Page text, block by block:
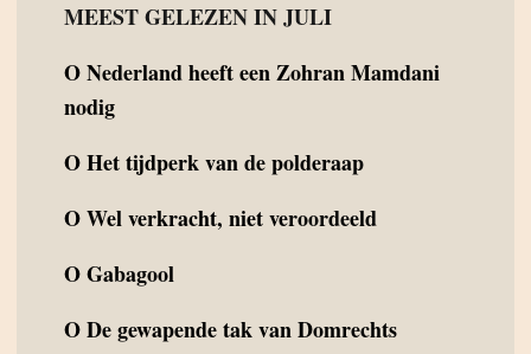
MEEST GELEZEN IN JULI
ONederland heeft een Zohran Mamdani
nodig
OHet tijdperk van de polderaap
OWel verkracht, niet veroordeeld
OGabagool
ODe gewapende tak van Domrechts